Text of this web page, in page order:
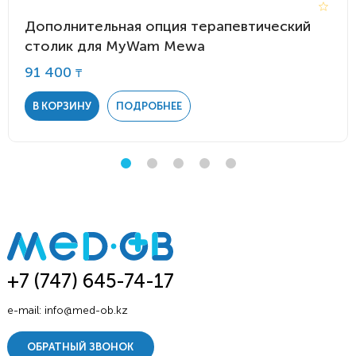
Дополнительная опция терапевтический
столик для MyWam Mewa
91 400 ₸
В КОРЗИНУ ПОДРОБНЕЕ
+7 (747) 645-74-17
e-mail: info@med-ob.kz
ОБРАТНЫЙ ЗВОНОК